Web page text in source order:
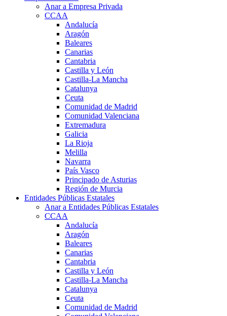
Anar a Empresa Privada
CCAA
Andalucía
Aragón
Baleares
Canarias
Cantabria
Castilla y León
Castilla-La Mancha
Catalunya
Ceuta
Comunidad de Madrid
Comunidad Valenciana
Extremadura
Galicia
La Rioja
Melilla
Navarra
País Vasco
Principado de Asturias
Región de Murcia
Entidades Públicas Estatales
Anar a Entidades Públicas Estatales
CCAA
Andalucía
Aragón
Baleares
Canarias
Cantabria
Castilla y León
Castilla-La Mancha
Catalunya
Ceuta
Comunidad de Madrid